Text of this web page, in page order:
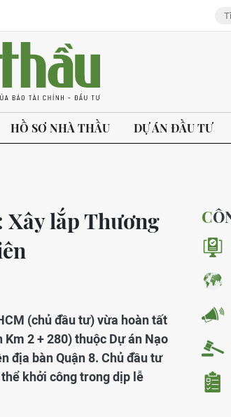
HỒ SƠ NHÀ THẦU DỰ ÁN ĐẦU TƯ
Xây lắp Thương
(chủ đầu tư) vừa hoàn tất
2 + 280) thuộc Dự án Nạo
địa bàn Quận 8. Chủ đầu tư
khởi công trong dịp lễ